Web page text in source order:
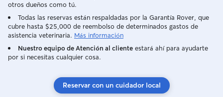
otros dueños como tú.
Todas las reservas están respaldadas por la Garantía Rover, que
cubre hasta $25,000 de reembolso de determinados gastos de
asistencia veterinaria. Más información
Nuestro equipo de Atención al cliente estará ahí para ayudarte
por si necesitas cualquier cosa.
Reservar con un cuidador local